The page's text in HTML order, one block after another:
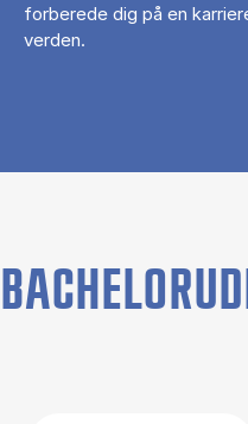
forberede dig på en
verden.